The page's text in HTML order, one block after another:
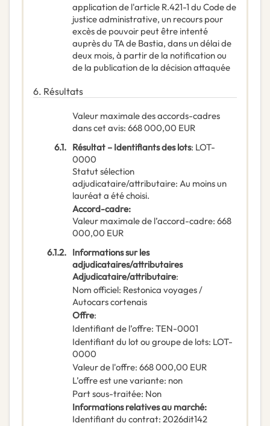
application de l'article R.421-1 du Code de
justice administrative, un recours pour
excès de pouvoir peut être intenté
auprès du TA de Bastia, dans un délai de
deux mois, à partir de la notification ou
de la publication de la décision attaquée
6. Résultats
Valeur maximale des accords-cadres
dans cet avis: 668 000,00 EUR
6.1. Résultat – Identifiants des lots: LOT-
0000
Statut sélection
adjudicataire/attributaire: Au moins un
lauréat a été choisi.
Accord-cadre:
Valeur maximale de l’accord-cadre: 668
000,00 EUR
6.1.2. Informations sur les
adjudicataires/attributaires
Adjudicataire/attributaire:
Nom officiel: Restonica voyages /
Autocars cortenais
Offre:
Identifiant de l’offre: TEN-0001
Identifiant du lot ou groupe de lots: LOT-
0000
Valeur de l'offre: 668 000,00 EUR
L’offre est une variante: non
Part sous-traitée: Non
Informations relatives au marché:
Identifiant du contrat: 2026dit142